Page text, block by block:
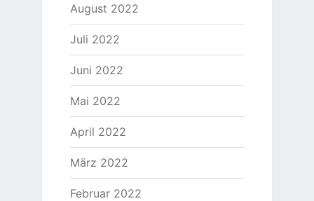
August 2022
Juli 2022
Juni 2022
Mai 2022
April 2022
März 2022
Februar 2022